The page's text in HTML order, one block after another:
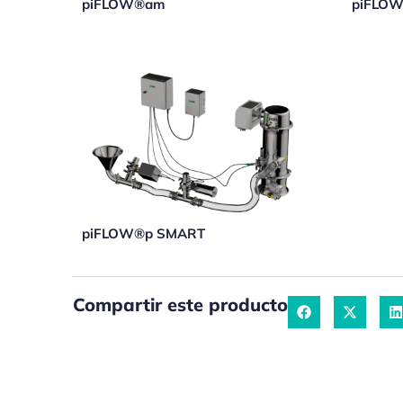
piFLOW®am
piFLOW®p SMART
Compartir este producto